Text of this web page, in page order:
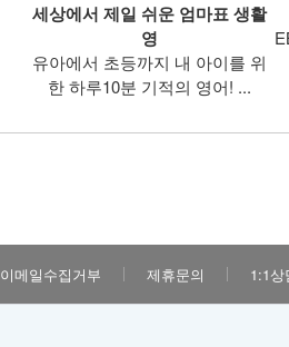
세상에서 제일 쉬운 엄마표 생활
영
유아에서 초등까지 내 아이를 위
한 하루10분 기적의 영어! ...
이메일수집거부 제휴문의 1:1상